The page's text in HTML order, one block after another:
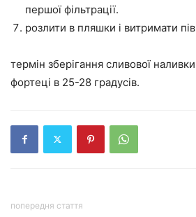
першої фільтрації.
розлити в пляшки і витримати
термін зберігання сливової
фортеці в 25-28 градусів.
попередня стаття